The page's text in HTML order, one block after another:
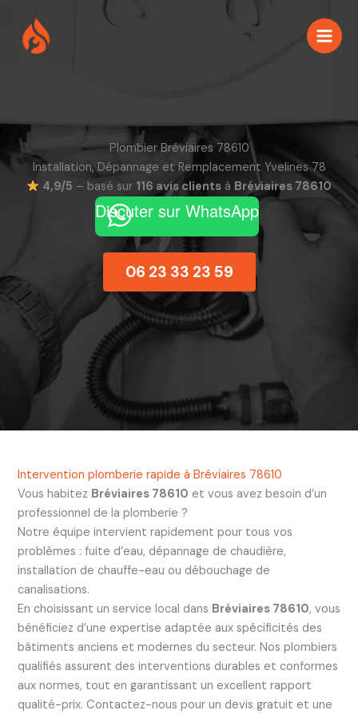
contenu
Plombier Bréviaires 78610
Installation, Dépannage et Remplacement Yvelines 78
4,9/5 – basé sur 116 avis clients à Bréviaires 78610
Discuter sur WhatsApp
06 23 33 23 59
Intervention plomberie rapide à Bréviaires 78610
Vous habitez Bréviaires 78610 et vous avez besoin d’un
professionnel de la plomberie ?
Notre équipe intervient rapidement pour tous vos
problèmes : fuite d’eau, dépannage de chaudière,
installation de chauffe-eau ou débouchage de
canalisations.
En choisissant un service local dans Bréviaires 78610, vous
bénéficiez d’une expertise adaptée aux spécificités des
bâtiments anciens et modernes du secteur. Nos plombiers
qualifiés assurent des interventions durables et conformes
aux normes, tout en garantissant un excellent rapport
qualité-prix. Contactez-nous pour un devis gratuit et une